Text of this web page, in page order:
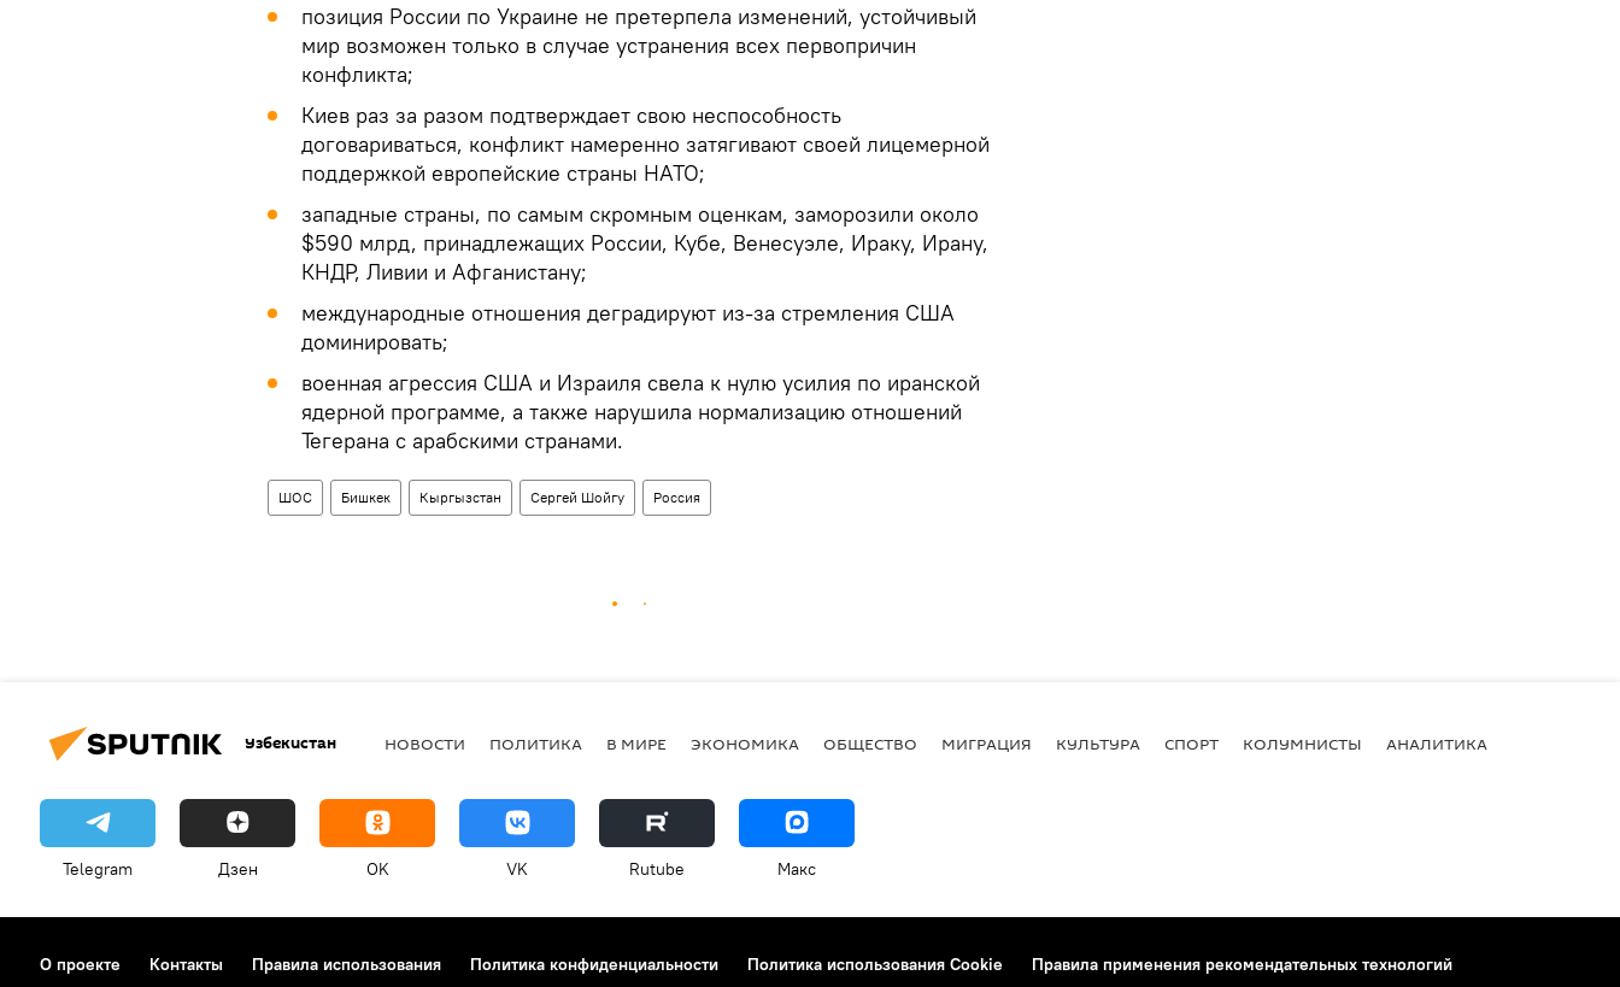
позиция России по Украине не претерпела изменений, устойчивый
мир возможен только в случае устранения всех первопричин
конфликта;
Киев раз за разом подтверждает свою неспособность
договариваться, конфликт намеренно затягивают своей лицемерной
поддержкой европейские страны НАТО;
западные страны, по самым скромным оценкам, заморозили около
$590 млрд, принадлежащих России, Кубе, Венесуэле, Ираку, Ирану,
КНДР, Ливии и Афганистану;
международные отношения деградируют из-за стремления США
доминировать;
военная агрессия США и Израиля свела к нулю усилия по иранской
ядерной программе, а также нарушила нормализацию отношений
Тегерана с арабскими странами.
ШОС Бишкек Кыргызстан Сергей Шойгу Россия
Узбекистан НОВОСТИ ПОЛИТИКА В МИРЕ ЭКОНОМИКА ОБЩЕСТВО МИГРАЦИЯ КУЛЬТУРА СПОРТ КОЛУМНИСТЫ АНАЛИТИКА
Telegram Дзен OK VK Rutube Макс
О проекте Контакты Правила использования Политика конфиденциальности Политика использования Cookie
Правила применения рекомендательных технологий